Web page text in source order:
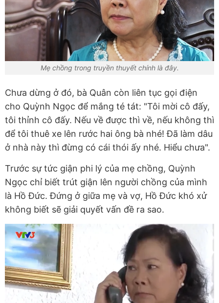
Mẹ chồng trong truyền thuyết chính là đây.
Chưa dừng ở đó, bà Quân còn liên tục gọi điện
cho Quỳnh Ngọc để mắng té tát: "Tôi mời cô đấy,
tôi thỉnh cô đấy. Nếu về được thì về, nếu không thì
để tôi thuê xe lên rước hai ông bà nhé! Đã làm dâu
ở nhà này thì đừng có cái thói ấy nhé. Hiểu chưa".
Trước sự tức giận phi lý của mẹ chồng, Quỳnh
Ngọc chỉ biết trút giận lên người chồng của mình
là Hồ Đức. Đứng ở giữa mẹ và vợ, Hồ Đức khó xử
không biết sẽ giải quyết vấn đề ra sao.